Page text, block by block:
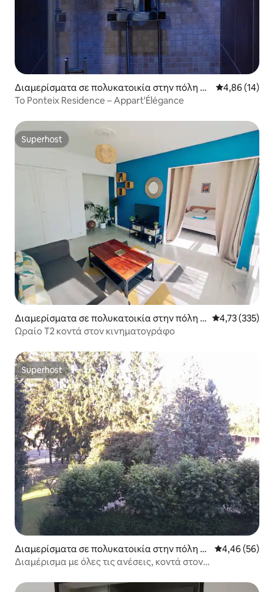
Διαμερίσματα σε πολυκατοικία στην πόλη Fe
ytiat
Μέση
4,86 (14)
Το Ponteix Residence – Appart'Élégance
Superhost
Superhost
Διαμερίσματα σε πολυκατοικία στην πόλη Λ
ιμόζ
Μέση
4,73 (335)
Ωραίο T2 κοντά στον κινηματογράφο
Superhost
Superhost
Διαμερίσματα σε πολυκατοικία στην πόλη Λι
μόζ
Μέση
4,46 (56)
Διαμέρισμα με όλες τις ανέσεις, κοντά στον